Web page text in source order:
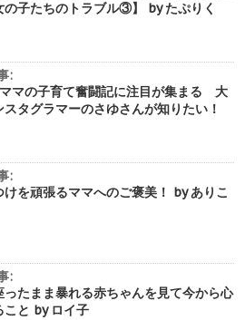
の子たちのトラブル③】 by たぷりく
:
マの子育て奮闘記に注目が集まる 大
スタグラマーのさゆさんが知りたい！
:
けを頑張るママへのご褒美！ by ありこ
:
ったまま暴れる赤ちゃんを見て今から心
こと by ロイ子